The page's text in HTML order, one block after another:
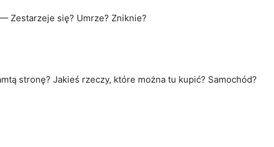
Zestarzeje się? Umrze? Zniknie?
stronę? Jakieś rzeczy, które można tu kupić? Samochód?